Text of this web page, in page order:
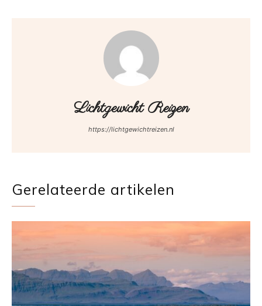
Lichtgewicht Reizen
https://lichtgewichtreizen.nl
Gerelateerde artikelen